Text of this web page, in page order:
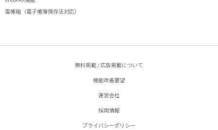
電帳箱（電子帳簿保存法対応）
無料掲載 / 広告掲載について
機能改善要望
運営会社
採用情報
プライバシーポリシー